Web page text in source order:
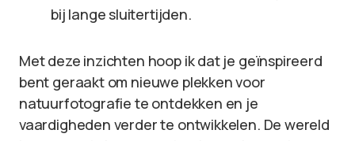
bij lange sluitertijden.
Met deze inzichten hoop ik dat je geïnspireerd
bent geraakt om nieuwe plekken voor
natuurfotografie te ontdekken en je
vaardigheden verder te ontwikkelen. De wereld